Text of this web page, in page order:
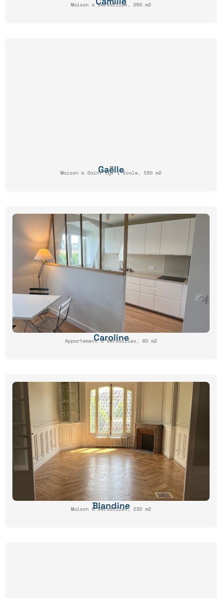
Maison à Versailles, 250 m2
Gaëlle
Maison à Saint Cyr l'Ecole, 150 m2
Caroline
Appartement à Versailles, 80 m2
Blandine
Maison à Versailles, 230 m2